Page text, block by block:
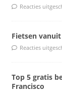
Reacties
Fietsen
Reacties
Top 5 gratis
Francisco